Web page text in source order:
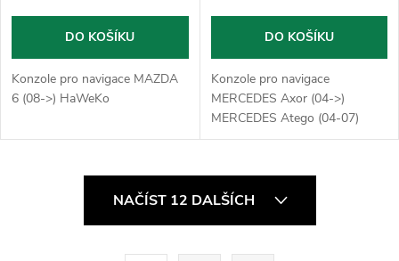
DO KOŠÍKU
Konzole pro navigace MAZDA
6 (08->) HaWeKo
DO KOŠÍKU
Konzole pro navigace
MERCEDES Axor (04->)
MERCEDES Atego (04-07)
NAČÍST 12 DALŠÍCH